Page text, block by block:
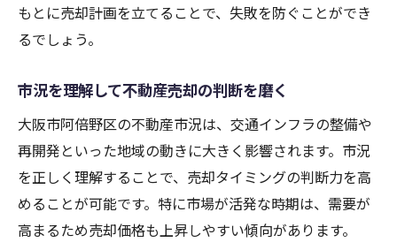
もとに売却計画を立てることで、失敗を防ぐことができ
るでしょう。
市況を理解して不動産売却の判断を磨く
大阪市阿倍野区の不動産市況は、交通インフラの整備や
再開発といった地域の動きに大きく影響されます。市況
を正しく理解することで、売却タイミングの判断力を高
めることが可能です。特に市場が活発な時期は、需要が
高まるため売却価格も上昇しやすい傾向があります。